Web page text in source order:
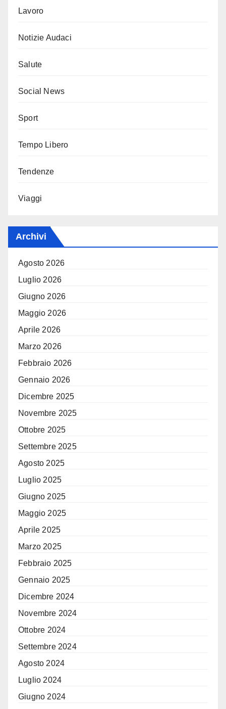
Lavoro
Notizie Audaci
Salute
Social News
Sport
Tempo Libero
Tendenze
Viaggi
Archivi
Agosto 2026
Luglio 2026
Giugno 2026
Maggio 2026
Aprile 2026
Marzo 2026
Febbraio 2026
Gennaio 2026
Dicembre 2025
Novembre 2025
Ottobre 2025
Settembre 2025
Agosto 2025
Luglio 2025
Giugno 2025
Maggio 2025
Aprile 2025
Marzo 2025
Febbraio 2025
Gennaio 2025
Dicembre 2024
Novembre 2024
Ottobre 2024
Settembre 2024
Agosto 2024
Luglio 2024
Giugno 2024